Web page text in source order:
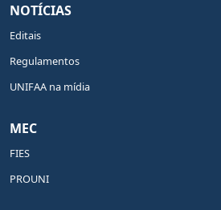
NOTÍCIAS
Editais
Regulamentos
UNIFAA na mídia
MEC
FIES
PROUNI